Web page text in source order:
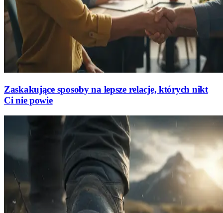
Zaskakujące sposoby na lepsze relacje, których nikt
Ci nie powie